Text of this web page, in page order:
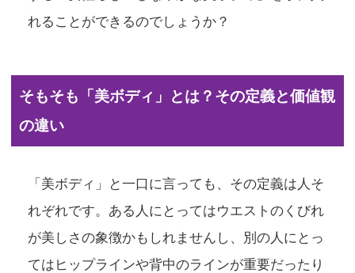
れることができるのでしょうか？
そもそも「美ボディ」とは？その定義と価値観
の違い
「美ボディ」と一口に言っても、その定義は人そ
れぞれです。ある人にとってはウエストのくびれ
が美しさの象徴かもしれませんし、別の人にとっ
てはヒップラインや背中のラインが重要だったり